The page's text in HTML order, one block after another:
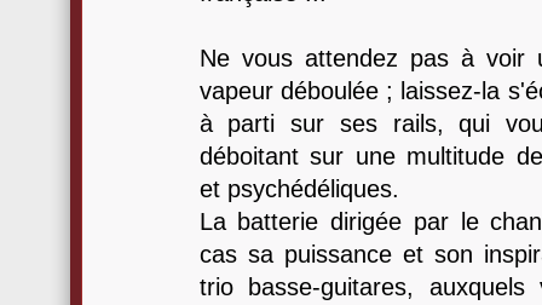
Ne vous attendez pas à voir
vapeur déboulée ; laissez-la
à parti sur ses rails, qui
déboitant sur une multitude
et psychédéliques.
La batterie dirigée par le
cas sa puissance et son
trio basse-guitares, auxquels